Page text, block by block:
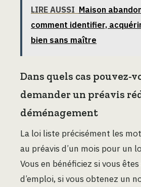
LIRE AUSSI Maison
comment identifier,
bien sans maître
Dans quels cas pouvez-
demander un préavis
déménagement
La loi liste précisément les
au préavis d’un mois pour un
Vous en bénéficiez si vous
d’emploi, si vous obtenez un